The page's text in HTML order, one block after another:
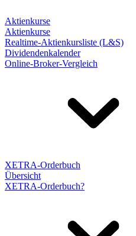
Aktienkurse
Aktienkurse
Realtime-Aktienkursliste (L&S)
Dividendenkalender
Online-Broker-Vergleich
XETRA-Orderbuch
Übersicht
XETRA-Orderbuch?